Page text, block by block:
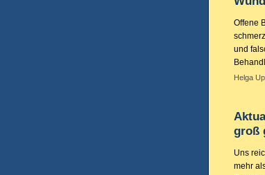
Offene
und
Helga
groß
Uns
mehr